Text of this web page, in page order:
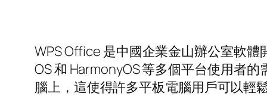
WPS Office 是中國企業金山辦公室軟
OS 和 HarmonyOS 等多個平台使用者
腦上，這使得許多平板電腦用戶可以輕